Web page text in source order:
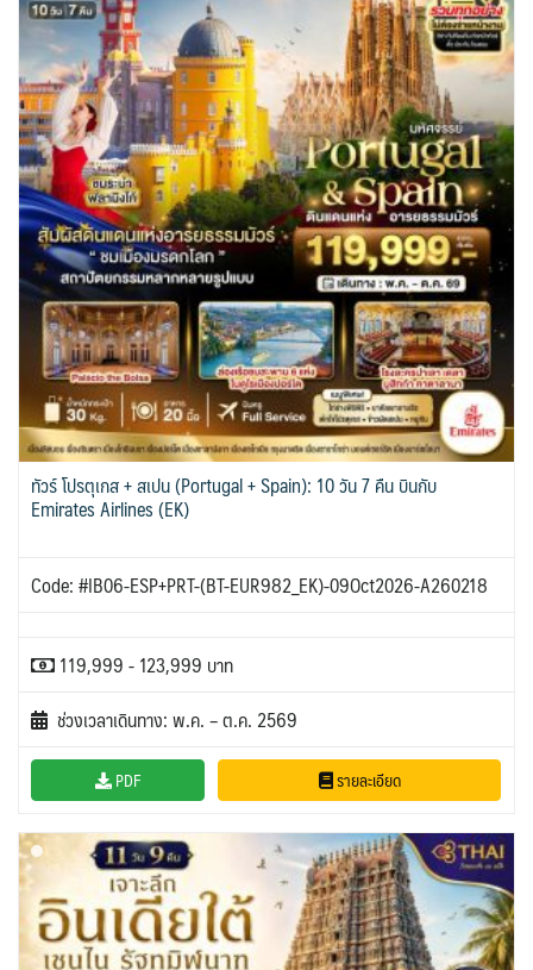
ทัวร์ โปรตุเกส + สเปน (Portugal + Spain): 10 วัน 7 คืน บินกับ
Emirates Airlines (EK)
Code: #IB06-ESP+PRT-(BT-EUR982_EK)-09Oct2026-A260218
119,999 - 123,999 บาท
ช่วงเวลาเดินทาง: พ.ค. – ต.ค. 2569
PDF รายละเอียด